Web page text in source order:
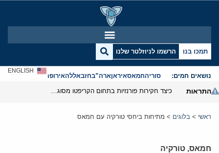
תמכו בנו הרשמו לניוזלטר שלנו
נושאים חמים: סוריהחמאסאיראןארה”בחזבאללהאירופהאנטישמיות
ENGLISH
התראות
ראשי > בלוגים > מתיחות ביחסי טורקיה עם חמאס
חמאס, טורקיה